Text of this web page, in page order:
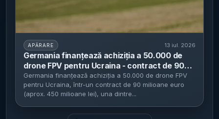
APĂRARE 13 iul. 2026
Germania finanțează achiziția a 50.000 de
drone FPV pentru Ucraina - contract de 90
milioane euro cu SkyFall și software de țintire
Auterion
Germania finanțează achiziția a 50.000 de drone FPV
pentru Ucraina, într-un contract de 90 milioane euro
(aprox. 450 milioane lei), una dintre...